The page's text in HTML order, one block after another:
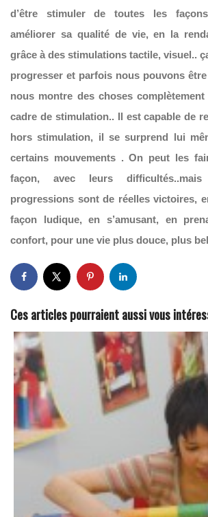
d’être stimuler de toutes les
améliorer sa qualité de vie, en la
grâce à des stimulations tactile, visuel..
progresser et parfois nous pouvons
nous montre des choses
cadre de stimulation.. Il est capable de
hors stimulation, il se surprend lui
certains mouvements . On peut les
façon, avec leurs
progressions sont de réelles victoires,
façon ludique, en s’amusant, en
confort, pour une vie plus douce, plus
Ces articles pourraient aussi vous